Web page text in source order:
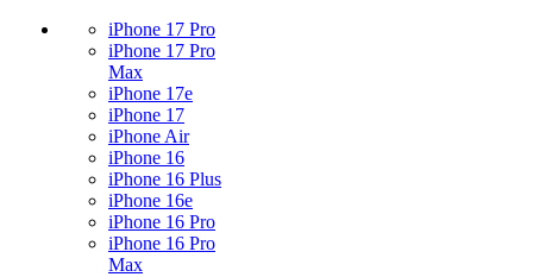
iPhone 17 Pro
iPhone 17 Pro
Max
iPhone 17e
iPhone 17
iPhone Air
iPhone 16
iPhone 16 Plus
iPhone 16e
iPhone 16 Pro
iPhone 16 Pro
Max